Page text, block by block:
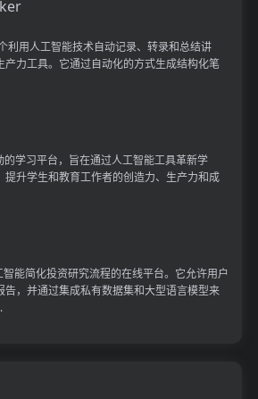
利用人工智能技术自动记录、转录和总结讲
产力工具。它通过自动化的方式生成结构化笔
学习平台，旨在通过人工智能工具革新学
提升学生和教育工作者的创造力、生产力和成
能简化投资研究流程的在线平台。它允许用户
告，并通过集成私有数据集和大型语言模型来